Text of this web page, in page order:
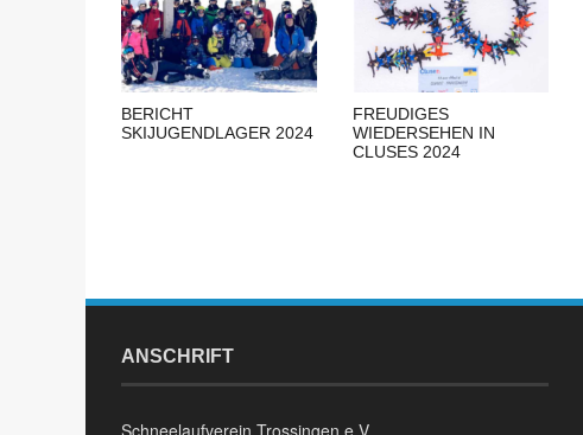
BERICHT
SKIJUGENDLAGER 2024
FREUDIGES
WIEDERSEHEN IN
CLUSES 2024
ANSCHRIFT